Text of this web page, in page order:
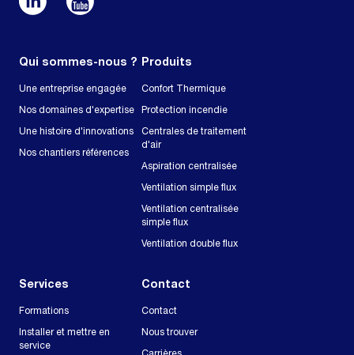
Qui sommes-nous ?
Une entreprise engagée
Nos domaines d'expertise
Une histoire d'innovations
Nos chantiers références
Produits
Confort Thermique
Protection incendie
Centrales de traitement
d'air
Aspiration centralisée
Ventilation simple flux
Ventilation centralisée
simple flux
Ventilation double flux
Services
Formations
Installer et mettre en
service
Contact
Contact
Nous trouver